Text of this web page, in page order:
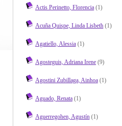
Actis Perinetto, Florencia(1)
Acuña Quispe, Linda Lisbeth(1)
Agatiello, Alessia(1)
Agosteguis, Adriana Irene(9)
Agostini Zubillaga, Ainhoa(1)
Aguado, Renata(1)
Aguerregohen, Agustín(1)